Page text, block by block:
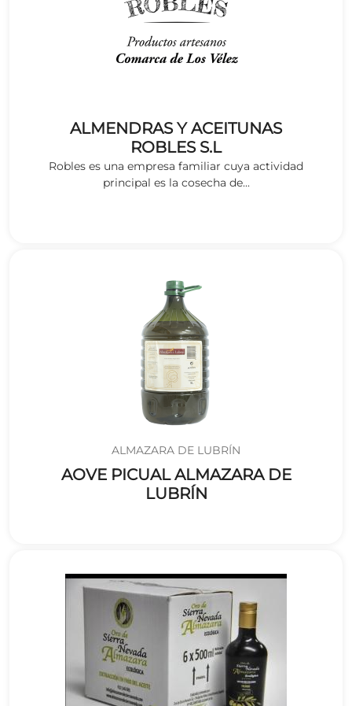
ALMENDRAS Y ACEITUNAS
ROBLES S.L
Robles es una empresa familiar cuya actividad
principal es la cosecha de...
ALMAZARA DE LUBRÍN
AOVE PICUAL ALMAZARA DE
LUBRÍN